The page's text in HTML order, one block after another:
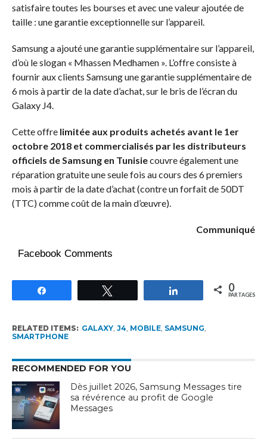
satisfaire toutes les bourses et avec une valeur ajoutée de
taille : une garantie exceptionnelle sur l’appareil.
Samsung a ajouté une garantie supplémentaire sur l’appareil,
d’où le slogan « Mhassen Medhamen ». L’offre consiste à
fournir aux clients Samsung une garantie supplémentaire de
6 mois à partir de la date d’achat, sur le bris de l’écran du
Galaxy J4.
Cette offre limitée aux produits achetés avant le 1er
octobre 2018 et commercialisés par les distributeurs
officiels de Samsung en Tunisiecouvre également une
réparation gratuite une seule fois au cours des 6 premiers
mois à partir de la date d’achat (contre un forfait de 50DT
(TTC) comme coût de la main d’œuvre).
Communiqué
Facebook Comments
Partagez 0
PARTAGES
RELATED ITEMS: GALAXY, J4, MOBILE, SAMSUNG,
SMARTPHONE
RECOMMENDED FOR YOU
Dès juillet 2026, Samsung Messages tire
sa révérence au profit de Google
Messages